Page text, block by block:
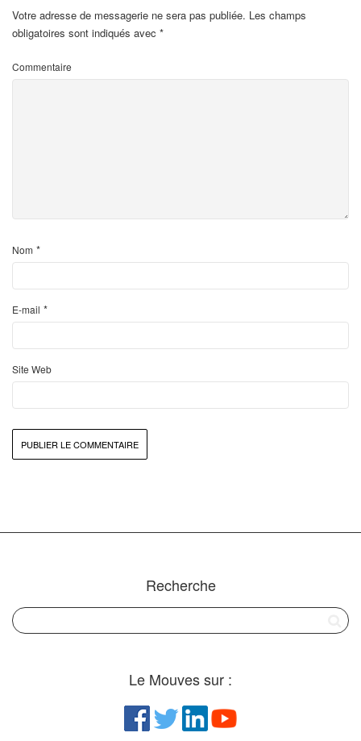
Votre adresse de messagerie ne sera pas publiée. Les champs
obligatoires sont indiqués avec *
Commentaire
Nom *
E-mail *
Site Web
Recherche
Le Mouves sur :